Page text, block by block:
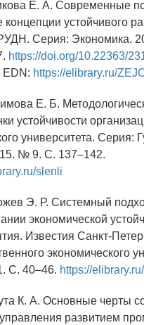
Е. А. Современные
концепции устойчивого
Серия: Экономика.
https://doi.org/10.22363/
EDN: https://elibrary.ru/
Е. Б.
устойчивости
университета. Серия:
№ 9. С. 137–142.
slenli
Э. Р. Системный
экономической
Известия Санкт-
экономического
С. 40–46. https://
К. А. Основные черты
развитием